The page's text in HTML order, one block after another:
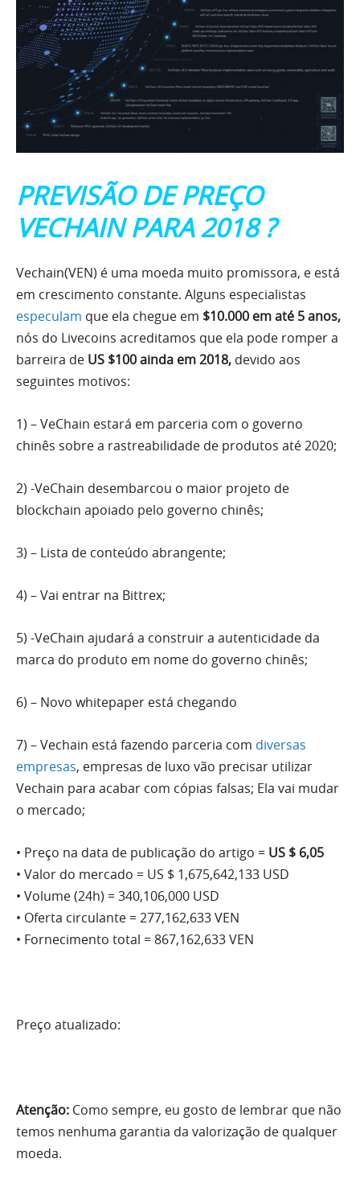
PREVISÃO DE PREÇO
VECHAIN PARA 2018 ?
Vechain(VEN) é uma moeda muito promissora, e está
em crescimento constante. Alguns especialistas
especulam que ela chegue em $10.000 em até 5 anos,
nós do Livecoins acreditamos que ela pode romper a
barreira de US $100 ainda em 2018, devido aos
seguintes motivos:
1) – VeChain estará em parceria com o governo
chinês sobre a rastreabilidade de produtos até 2020;
2) -VeChain desembarcou o maior projeto de
blockchain apoiado pelo governo chinês;
3) – Lista de conteúdo abrangente;
4) – Vai entrar na Bittrex;
5) -VeChain ajudará a construir a autenticidade da
marca do produto em nome do governo chinês;
6) – Novo whitepaper está chegando
7) – Vechain está fazendo parceria com diversas
empresas, empresas de luxo vão precisar utilizar
Vechain para acabar com cópias falsas; Ela vai mudar
o mercado;
• Preço na data de publicação do artigo = US $ 6,05
• Valor do mercado = US $ 1,675,642,133 USD
• Volume (24h) = 340,106,000 USD
• Oferta circulante = 277,162,633 VEN
• Fornecimento total = 867,162,633 VEN
Preço atualizado:
Atenção: Como sempre, eu gosto de lembrar que não
temos nenhuma garantia da valorização de qualquer
moeda.